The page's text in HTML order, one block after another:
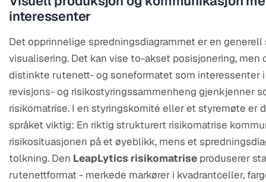
interessenter
Det opprinnelige spredningsdiagrammet er en
visualisering. Det kan vise to-akset posisjonering, men
distinkte rutenett- og soneformatet som interessenter
revisjons- og risikostyringssammenheng gjenkjenner
risikomatrise. I en styringskomité eller et styremøte er
språket viktig: En riktig strukturert risikomatrise
risikosituasjonen på et øyeblikk, mens et
tolkning. Den LeapLytics risikomatrise produserer
rutenettformat - merkede markører i kvadrantceller,